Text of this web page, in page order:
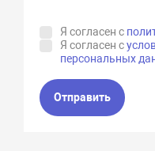
Я согласен с
Я согласен с
персональных
Отправить